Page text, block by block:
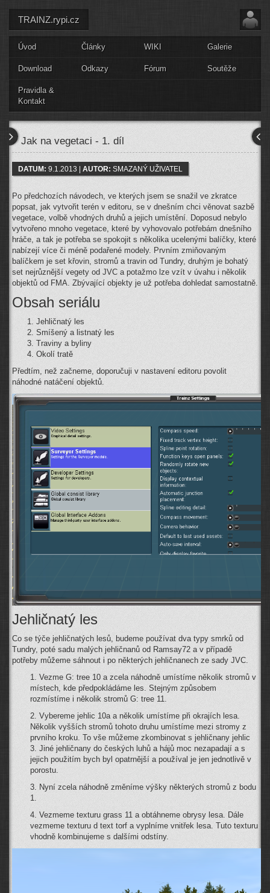
TRAINZ.rypi.cz
Úvod Články WIKI Galerie
Download Odkazy Fórum Soutěže
Pravidla &
Kontakt
Jak na vegetaci - 1. díl
DATUM: 9.1.2013 | AUTOR: SMAZANÝ UŽIVATEL
Po předchozích návodech, ve kterých jsem se snažil ve zkratce
popsat, jak vytvořit terén v editoru, se v dnešním chci věnovat sazbě
vegetace, volbě vhodných druhů a jejich umístění. Doposud nebylo
vytvořeno mnoho vegetace, které by vyhovovalo potřebám dnešního
hráče, a tak je potřeba se spokojit s několika ucelenými balíčky, které
nabízejí více či méně podařené modely. Prvním zmiňovaným
balíčkem je set křovin, stromů a travin od Tundry, druhým je bohatý
set nejrůznější vegety od JVC a potažmo lze vzít v úvahu i několik
objektů od FMA. Zbývající objekty je už potřeba dohledat samostatně.
Obsah seriálu
Jehličnatý les
Smíšený a listnatý les
Traviny a byliny
Okolí tratě
Předtím, než začneme, doporučuji v nastavení editoru povolit
náhodné natáčení objektů.
Jehličnatý les
Co se týče jehličnatých lesů, budeme používat dva typy smrků od
Tundry, poté sadu malých jehličnanů od Ramsay72 a v případě
potřeby můžeme sáhnout i po některých jehličnanech ze sady JVC.
1. Vezme G: tree 10 a zcela náhodně umístíme několik stromů v
místech, kde předpokládáme les. Stejným způsobem
rozmístíme i několik stromů G: tree 11.
2. Vybereme jehlic 10a a několik umístíme při okrajích lesa.
Několik vyšších stromů tohoto druhu umístíme mezi stromy z
prvního kroku. To vše můžeme zkombinovat s jehličnany jehlic
3. Jiné jehličnany do českých luhů a hájů moc nezapadají a s
jejich použitím bych byl opatrnější a používal je jen jednotlivě v
porostu.
3. Nyní zcela náhodně změníme výšky některých stromů z bodu
1.
4. Vezmeme texturu grass 11 a obtáhneme obrysy lesa. Dále
vezmeme texturu d text torf a vyplníme vnitřek lesa. Tuto texturu
vhodně kombinujeme s dalšími odstíny.